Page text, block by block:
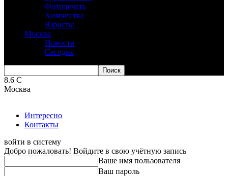
Фотопечать
Химчистка
Юристы
Москва
Новости
Сегодня
8.6 C
Москва
Интересно
Контакты
войти в систему
Добро пожаловать! Войдите в свою учётную запись
Ваше имя пользователя
Ваш пароль